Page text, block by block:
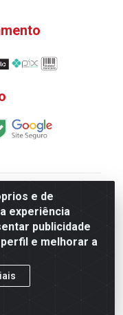
e de
experiência
publicidade
e melhorar a
132 - Praça da
135 - CNPJ
25
preços e
aqui são
Preços e
aviso prévio.